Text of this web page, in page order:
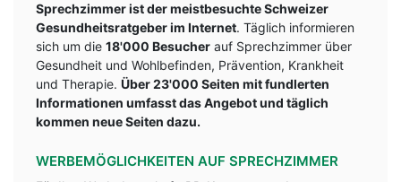
Sprechzimmer ist der meistbesuchte Schweizer
Gesundheitsratgeber im Internet. Täglich informieren
sich um die 18'000 Besucher auf Sprechzimmer über
Gesundheit und Wohlbefinden, Prävention, Krankheit
und Therapie. Über 23'000 Seiten mit fundlerten
Informationen umfasst das Angebot und täglich
kommen neue Seiten dazu.
WERBEMÖGLICHKEITEN AUF SPRECHZIMMER